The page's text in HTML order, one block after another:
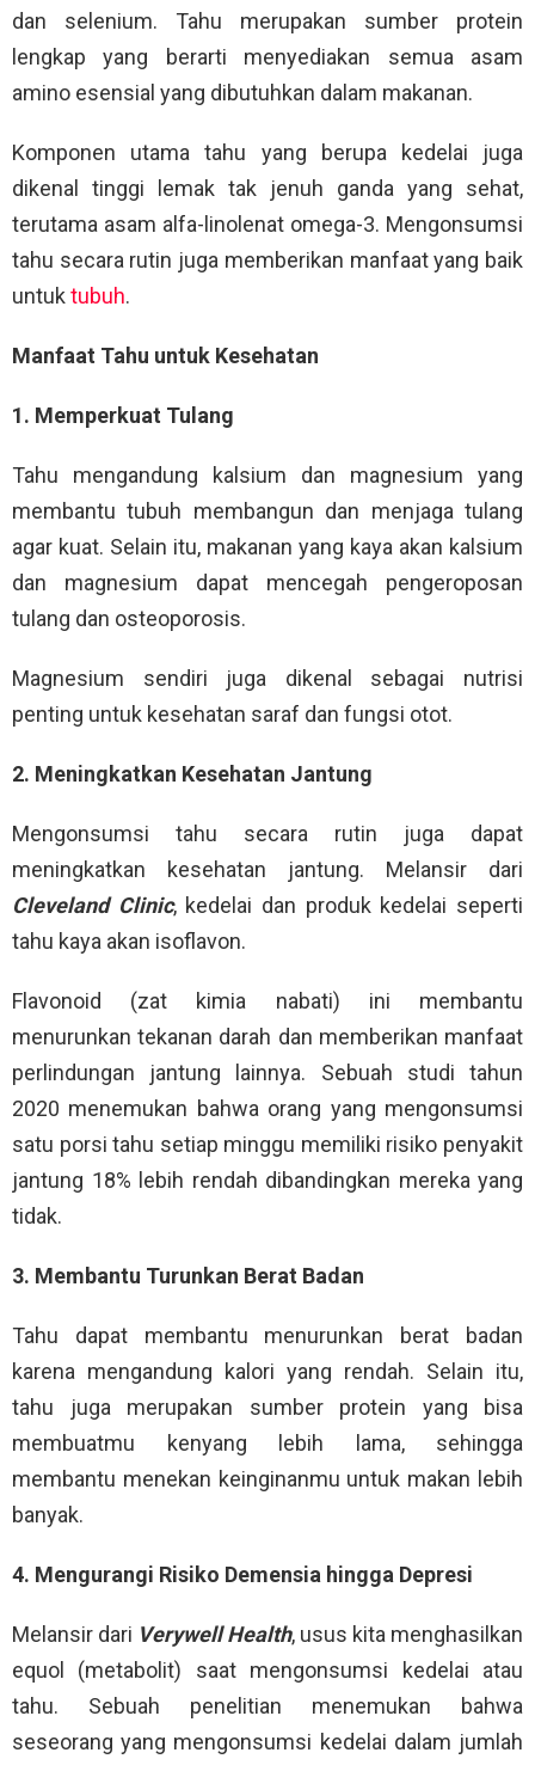
dan selenium. Tahu merupakan sumber protein
lengkap yang berarti menyediakan semua asam
amino esensial yang dibutuhkan dalam makanan.
Komponen utama tahu yang berupa kedelai juga
dikenal tinggi lemak tak jenuh ganda yang sehat,
terutama asam alfa-linolenat omega-3. Mengonsumsi
tahu secara rutin juga memberikan manfaat yang baik
untuktubuh.
Manfaat Tahu untuk Kesehatan
1. Memperkuat Tulang
Tahu mengandung kalsium dan magnesium yang
membantu tubuh membangun dan menjaga tulang
agar kuat. Selain itu, makanan yang kaya akan kalsium
dan magnesium dapat mencegah pengeroposan
tulang dan osteoporosis.
Magnesium sendiri juga dikenal sebagai nutrisi
penting untuk kesehatan saraf dan fungsi otot.
2. Meningkatkan Kesehatan Jantung
Mengonsumsi tahu secara rutin juga dapat
meningkatkan kesehatan jantung. Melansir dari
Cleveland Clinic, kedelai dan produk kedelai seperti
tahu kaya akan isoflavon.
Flavonoid (zat kimia nabati) ini membantu
menurunkan tekanan darah dan memberikan manfaat
perlindungan jantung lainnya. Sebuah studi tahun
2020 menemukan bahwa orang yang mengonsumsi
satu porsi tahu setiap minggu memiliki risiko penyakit
jantung 18% lebih rendah dibandingkan mereka yang
tidak.
3. Membantu Turunkan Berat Badan
Tahu dapat membantu menurunkan berat badan
karena mengandung kalori yang rendah. Selain itu,
tahu juga merupakan sumber protein yang bisa
membuatmu kenyang lebih lama, sehingga
membantu menekan keinginanmu untuk makan lebih
banyak.
4. Mengurangi Risiko Demensia hingga Depresi
Melansir dari Verywell Health, usus kita menghasilkan
equol (metabolit) saat mengonsumsi kedelai atau
tahu. Sebuah penelitian menemukan bahwa
seseorang yang mengonsumsi kedelai dalam jumlah